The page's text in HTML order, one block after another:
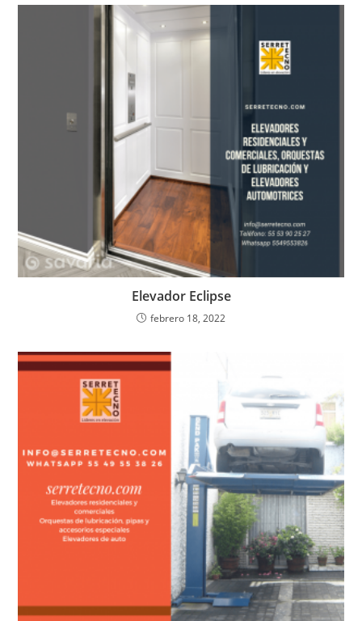
Elevador Eclipse
febrero 18, 2022